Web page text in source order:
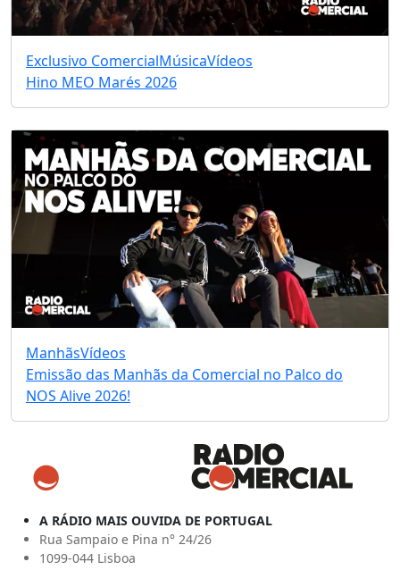
Exclusivo ComercialMúsicaVídeos
Hino MEO Marés 2026
ManhãsVídeos
Emissão das Manhãs da Comercial no Palco do
NOS Alive 2026!
A RÁDIO MAIS OUVIDA DE PORTUGAL
Rua Sampaio e Pina n° 24/26
1099-044 Lisboa